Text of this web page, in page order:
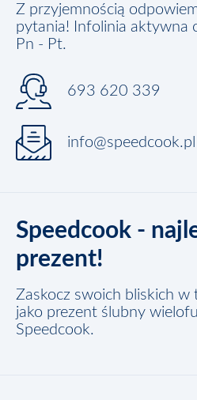
Z przyjemnością
pytania! Infolinia aktywna
Pn - Pt.
693 620 339
info@speedcook.pl
Speedcook -
prezent!
Zaskocz swoich bliskich
jako prezent ślubny
Speedcook.